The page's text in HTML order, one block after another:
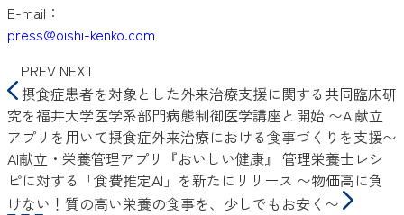
E-mail：
press@oishi-kenko.com
PREV NEXT
摂食症患者を対象とした外来治療支援に関する共同臨床研
究を福井大学医学系部門病態制御医学講座と開始 〜AI献立
アプリを用いて摂食症外来治療における食事づくりを支援〜
AI献立・栄養管理アプリ『おいしい健康』 管理栄養士レシ
ピに対する「食費推定AI」を新たにリリース 〜物価高に負
けない！質の高い栄養の食事を、少しでもお安く〜